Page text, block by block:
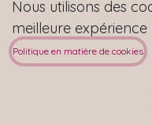
Dimensions :
Nous utilisons des
meilleure expérience
Politique en matière de cookies